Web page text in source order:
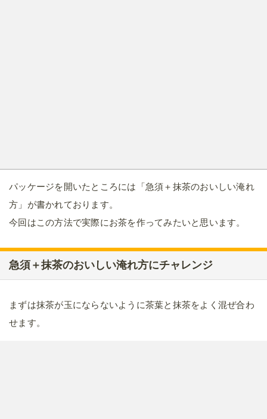
パッケージを開いたところには「急須＋抹茶のおいしい淹れ
方」が書かれております。
今回はこの方法で実際にお茶を作ってみたいと思います。
急須＋抹茶のおいしい淹れ方にチャレンジ
まずは抹茶が玉にならないように茶葉と抹茶をよく混ぜ合わ
せます。